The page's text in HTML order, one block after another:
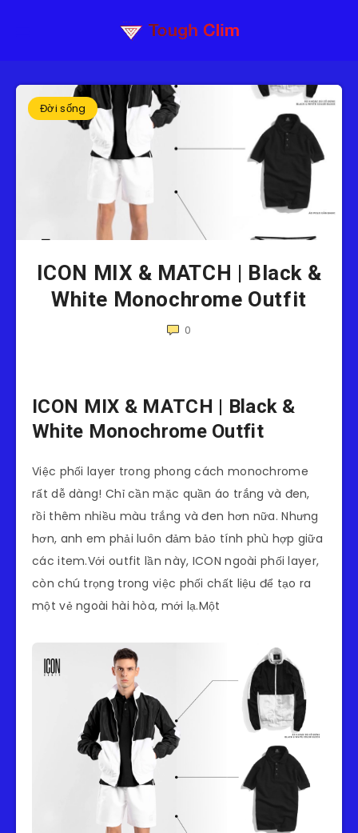
Đời sống
ICON MIX & MATCH | Black &
White Monochrome Outfit
0
ICON MIX & MATCH | Black &
White Monochrome Outfit
Việc phối layer trong phong cách monochrome
rất dễ dàng! Chỉ cần mặc quần áo trắng và đen,
rồi thêm nhiều màu trắng và đen hơn nữa. Nhưng
hơn, anh em phải luôn đảm bảo tính phù hợp giữa
các item.Với outfit lần này, ICON ngoài phối layer,
còn chú trọng trong việc phối chất liệu để tạo ra
một vẻ ngoài hài hòa, mới lạ.Một